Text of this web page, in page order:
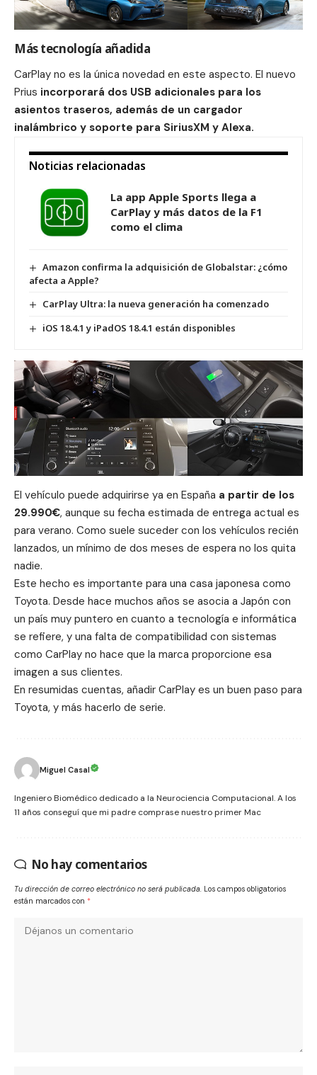
Más tecnología añadida
CarPlay no es la única novedad en este aspecto. El nuevo
Prius incorporará dos USB adicionales para los
asientos traseros, además de un cargador
inalámbrico y soporte para SiriusXM y Alexa.
Noticias relacionadas
La app Apple Sports llega a
CarPlay y más datos de la F1
como el clima
Amazon confirma la adquisición de Globalstar: ¿cómo
afecta a Apple?
CarPlay Ultra: la nueva generación ha comenzado
iOS 18.4.1 y iPadOS 18.4.1 están disponibles
El vehículo puede adquirirse ya en España a partir de los
29.990€, aunque su fecha estimada de entrega actual es
para verano. Como suele suceder con los vehículos recién
lanzados, un mínimo de dos meses de espera no los quita
nadie.
Este hecho es importante para una casa japonesa como
Toyota. Desde hace muchos años se asocia a Japón con
un país muy puntero en cuanto a tecnología e informática
se refiere, y una falta de compatibilidad con sistemas
como CarPlay no hace que la marca proporcione esa
imagen a sus clientes.
En resumidas cuentas, añadir CarPlay es un buen paso para
Toyota, y más hacerlo de serie.
Miguel Casal
Ingeniero Biomédico dedicado a la Neurociencia Computacional. A los
11 años conseguí que mi padre comprase nuestro primer Mac
No hay comentarios
Tu dirección de correo electrónico no será publicada. Los campos obligatorios
están marcados con *